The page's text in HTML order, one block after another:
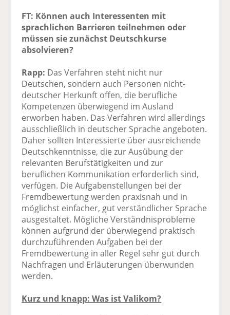
FT: Können auch Interessenten mit
sprachlichen Barrieren teilnehmen oder
müssen sie zunächst Deutschkurse
absolvieren?
Rapp: Das Verfahren steht nicht nur
Deutschen, sondern auch Personen nicht-
deutscher Herkunft offen, die berufliche
Kompetenzen überwiegend im Ausland
erworben haben. Das Verfahren wird allerdings
ausschließlich in deutscher Sprache angeboten.
Daher sollten Interessierte über ausreichende
Deutschkenntnisse, die zur Ausübung der
relevanten Berufstätigkeiten und zur
beruflichen Kommunikation erforderlich sind,
verfügen. Die Aufgabenstellungen bei der
Fremdbewertung werden praxisnah und in
möglichst einfacher, gut verständlicher Sprache
ausgestaltet. Mögliche Verständnisprobleme
können aufgrund der überwiegend praktisch
durchzuführenden Aufgaben bei der
Fremdbewertung in aller Regel sehr gut durch
Nachfragen und Erläuterungen überwunden
werden.
Kurz und knapp: Was ist Valikom?